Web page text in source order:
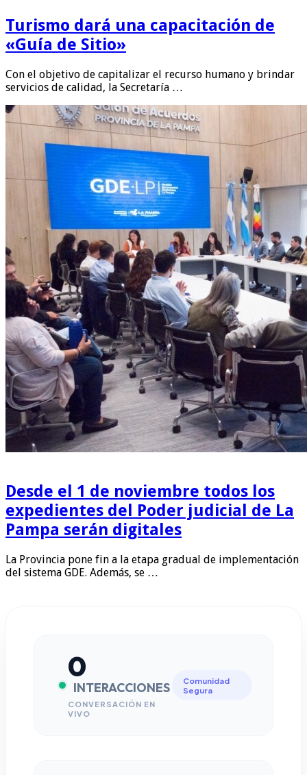
Turismo dará una capacitación de
«Guía de Sitio»
Con el objetivo de capitalizar el recurso humano y brindar
servicios de calidad, la Secretaría …
Desde el 1 de noviembre todos los
expedientes del Poder judicial de La
Pampa serán digitales
La Provincia pone fin a la etapa gradual de implementación
del sistema GDE. Además, se …
0
INTERACCIONES
CONVERSACIÓN EN
VIVO
Comunidad
Segura